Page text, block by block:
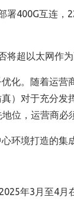
署400G互连，
将超以太网作为
化。随着运营
）对于充分发
位，运营商必
环境打造的集
2025年3 月至4月